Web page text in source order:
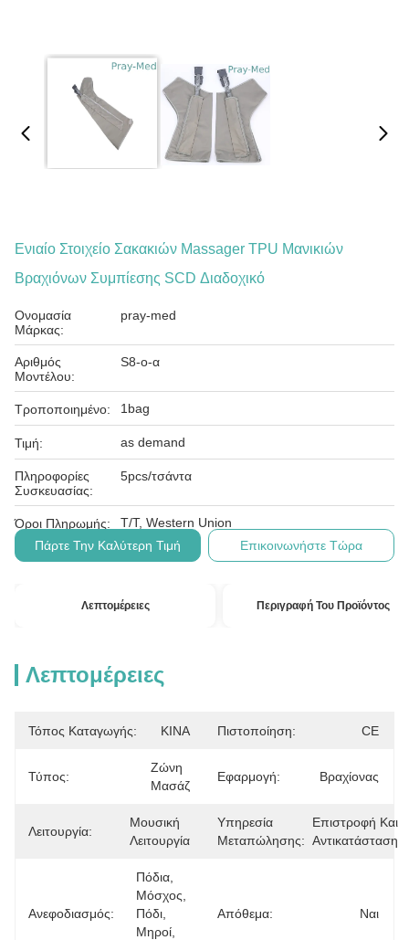
Ενιαίο Στοιχείο Σακακιών Massager TPU Μανικιών
Βραχιόνων Συμπίεσης SCD Διαδοχικό
Ονομασία
Μάρκας:
pray-med
Αριθμός
Μοντέλου:
S8-ο-α
Τροποποιημένο: 1bag
Τιμή: as demand
Πληροφορίες
Συσκευασίας:
5pcs/τσάντα
Όροι Πληρωμής:
T/T, Western Union
Πάρτε Την Καλύτερη Τιμή
Επικοινωνήστε Τώρα
Λεπτομέρειες Περιγραφή Του Προϊόντος
Λεπτομέρειες
Τόπος Καταγωγής: ΚΙΝΑ Πιστοποίηση: CE
Τύπος:
Ζώνη
Μασάζ
Εφαρμογή: Βραχίονας
Λειτουργία:
Μουσική
Λειτουργία
Υπηρεσία
Μεταπώλησης:
Επιστροφή Και
Αντικατάσταση
Ανεφοδιασμός:
Πόδια,
Μόσχος,
Πόδι,
Μηροί,
Απόθεμα: Ναι